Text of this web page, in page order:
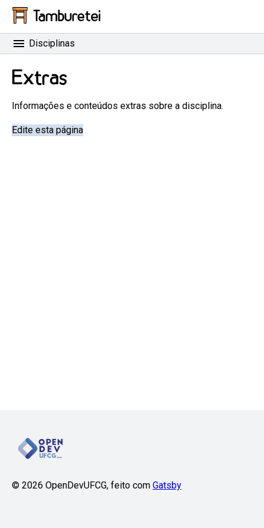
Tamburetei
Disciplinas
Extras
Informações e conteúdos extras sobre a disciplina.
Edite esta página
© 2026 OpenDevUFCG, feito com Gatsby